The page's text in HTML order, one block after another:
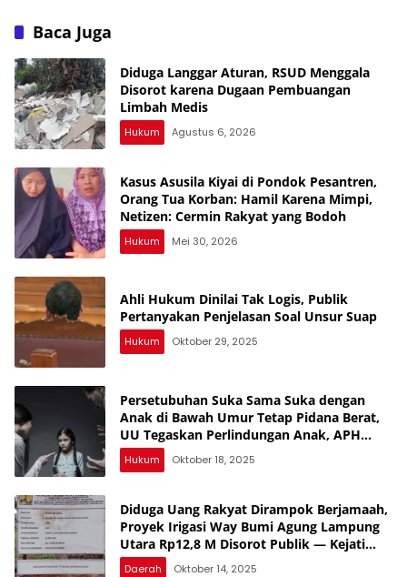
Rp12,8 M Disorot Publik —
Kejati Turun, Tapi Bungkam!
Baca Juga
Diduga Langgar Aturan, RSUD Menggala
Disorot karena Dugaan Pembuangan
Limbah Medis
Hukum Agustus 6, 2026
Kasus Asusila Kiyai di Pondok Pesantren,
Orang Tua Korban: Hamil Karena Mimpi,
Netizen: Cermin Rakyat yang Bodoh
Hukum Mei 30, 2026
Ahli Hukum Dinilai Tak Logis, Publik
Pertanyakan Penjelasan Soal Unsur Suap
Hukum Oktober 29, 2025
Persetubuhan Suka Sama Suka dengan
Anak di Bawah Umur Tetap Pidana Berat,
UU Tegaskan Perlindungan Anak, APH
Lampura Diminta Tegas, Banyak yang
Belum Diungkap, Periksa Semua SMA,
Hukum Oktober 18, 2025
Diduga Uang Rakyat Dirampok Berjamaah,
Proyek Irigasi Way Bumi Agung Lampung
Utara Rp12,8 M Disorot Publik — Kejati
Turun, Tapi Bungkam!
Daerah Oktober 14, 2025